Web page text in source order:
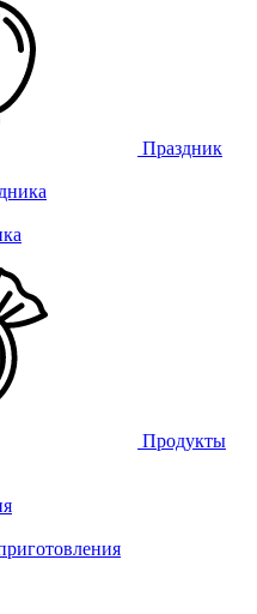
Праздник
Продукты